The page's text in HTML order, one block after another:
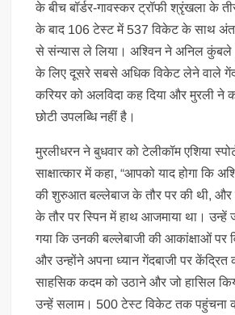
के बीच बॉर्डर-गावस्कर ट्रॉफी श्रृंखला के
के बाद 106 टेस्ट में 537 विकेट के साथ
से संन्यास ले लिया। अश्विन ने अनिल कुंबले
के लिए दूसरे सबसे अधिक विकेट लेने वाले
करियर को अलविदा कह दिया और मुरली ने
छोटी उपलब्धि नहीं है।
मुरलीधरन ने बुधवार को टेलीकॉम एशिया
साक्षात्कार में कहा, “आपको याद होगा कि
की शुरुआत बल्लेबाज के तौर पर की थी, और
के तौर पर स्पिन में हाथ आजमाया था। उन्हें
गया कि उनकी बल्लेबाजी की आकांक्षाओं पर
और उन्होंने अपना ध्यान गेंदबाजी पर
साहसिक कदम को उठाने और जो हासिल
उन्हें सलाम। 500 टेस्ट विकेट तक पहुंचना